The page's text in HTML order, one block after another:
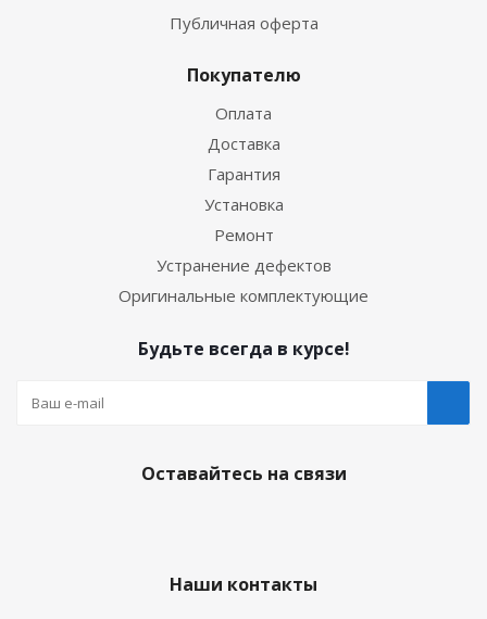
Публичная оферта
Покупателю
Оплата
Доставка
Гарантия
Установка
Ремонт
Устранение дефектов
Оригинальные комплектующие
Будьте всегда в курсе!
Оставайтесь на связи
Наши контакты